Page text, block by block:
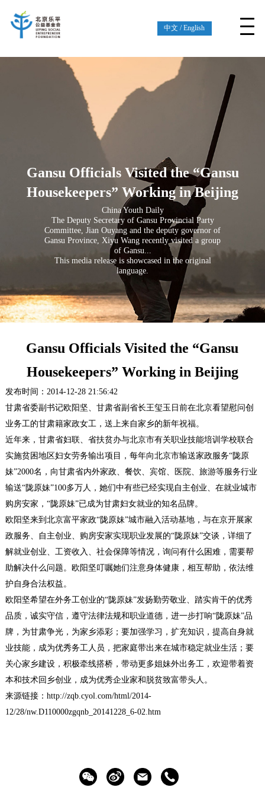
中文 /English
Gansu Officials Visited the “Gansu
Housekeepers” Working in Beijing
China Youth Daily
The Deputy Secretary of Gansu Provincial Party
Committee, Jian Ouyang and the deputy governor of
Gansu Province, Xiyu Wang recently visited a group
of Gansu...
This media release is showcased in the original
language.
Gansu Officials Visited the “Gansu
Housekeepers” Working in Beijing
发布时间：2014-12-28 21:56:42
甘肃省委副书记欧阳坚、甘肃省副省长王玺玉日前在北京看望慰问创
业务工的甘肃籍家政女工，送上来自家乡的新年祝福。
近年来，甘肃省妇联、省扶贫办与北京市有关职业技能培训学校联合
实施贫困地区妇女劳务输出项目，每年向北京市输送家政服务“陇原
妹”2000名，向甘肃省内外家政、餐饮、宾馆、医院、旅游等服务行业
输送“陇原妹”100多万人，她们中有些已经实现自主创业、在就业城市
购房安家，“陇原妹”已成为甘肃妇女就业的知名品牌。
欧阳坚来到北京富平家政“陇原妹”城市融入活动基地，与在京开展家
政服务、自主创业、购房安家实现职业发展的“陇原妹”交谈，详细了
解就业创业、工资收入、社会保障等情况，询问有什么困难，需要帮
助解决什么问题。欧阳坚叮嘱她们注意身体健康，相互帮助，依法维
护自身合法权益。
欧阳坚希望在外务工创业的“陇原妹”发扬勤劳敬业、踏实肯干的优秀
品质，诚实守信，遵守法律法规和职业道德，进一步打响“陇原妹”品
牌，为甘肃争光，为家乡添彩；要加强学习，扩充知识，提高自身就
业技能，成为优秀务工人员，把家庭带出来在城市稳定就业生活；要
关心家乡建设，积极牵线搭桥，带动更多姐妹外出务工，欢迎带着资
本和技术回乡创业，成为优秀企业家和脱贫致富带头人。
来源链接：http://zqb.cyol.com/html/2014-
12/28/nw.D110000zgqnb_20141228_6-02.htm